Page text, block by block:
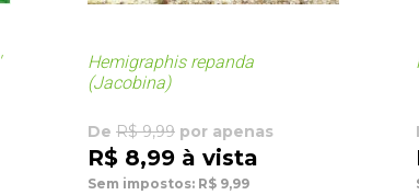
Hemigraphis repanda
(Jacobina)
De R$ 9,99 por apenas
R$ 8,99 à vista
Sem impostos: R$ 9,99